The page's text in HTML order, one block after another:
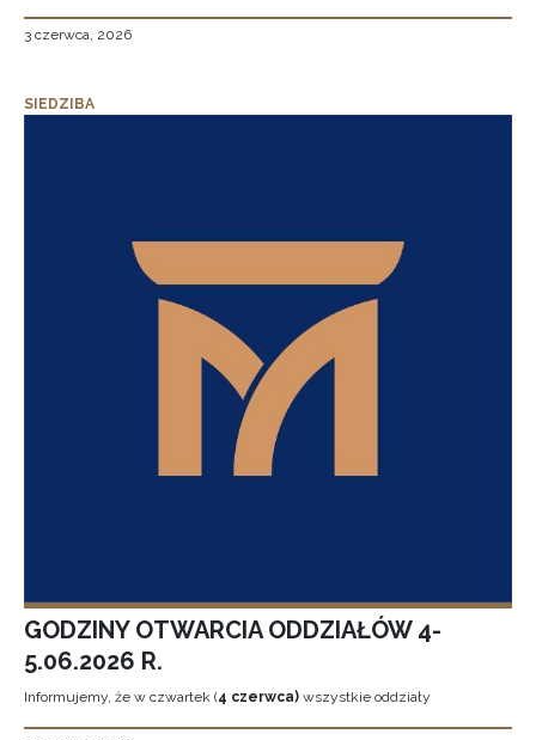
3 czerwca, 2026
SIEDZIBA
GODZINY OTWARCIA ODDZIAŁÓW 4-
5.06.2026 R.
Informujemy, że w czwartek (4 czerwca) wszystkie oddziały